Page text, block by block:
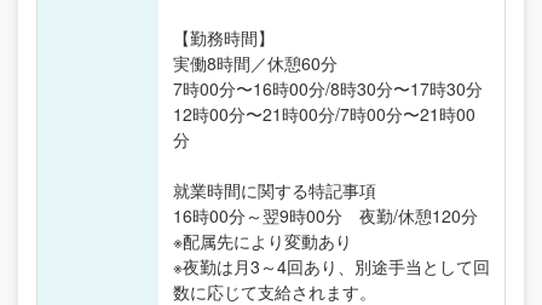
【勤務時間】
実働8時間／休憩60分
7時00分〜16時00分/8時30分〜17時30分
12時00分〜21時00分/7時00分〜21時00
分
就業時間に関する特記事項
16時00分～翌9時00分 夜勤/休憩120分
※配属先により変動あり
※夜勤は月3～4回あり、別途手当として回
数に応じて支給されます。